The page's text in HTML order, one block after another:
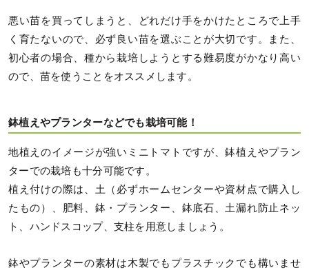
悪い苗を買ってしまうと、どれだけ手をかけたところで上手
く育たないので、必ず良い苗を選ぶことが大切です。また、
初心者の場合、種から栽培しようとする難易度がかなり高い
ので、苗を使うことをオススメします。
鉢植えやプランターなどでも栽培可能！
地植えのイメージが強いミニトマトですが、鉢植えやプラン
ターでの栽培も十分可能です。
植え付けの際は、土（必ずホームセンターや資材点で購入し
たもの）、肥料、鉢・プランター、鉢底石、土漏れ防止ネッ
ト、ハンドスコップ、支柱を用意しましょう。
鉢やプランターの素材は木製でもプラスチックでも構いませ